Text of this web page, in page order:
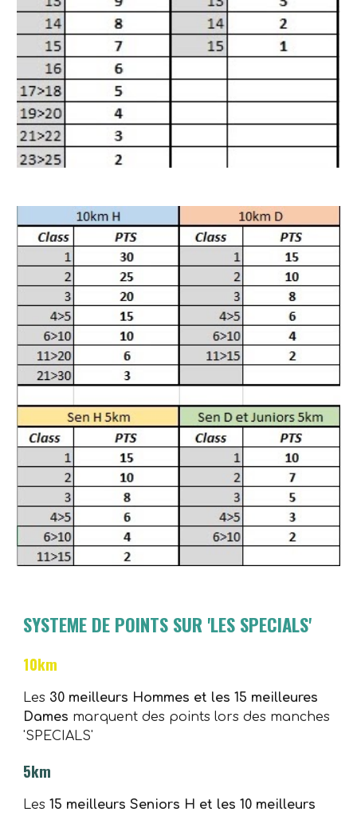
SYSTEME DE POINTS SUR 'LES SPECIALS'
10km
Les 30 meilleurs Hommes et les 15 meilleures
Dames marquent des points lors des manches
'SPECIALS'
5km
Les15 meilleurs Seniors H et les 10 meilleurs